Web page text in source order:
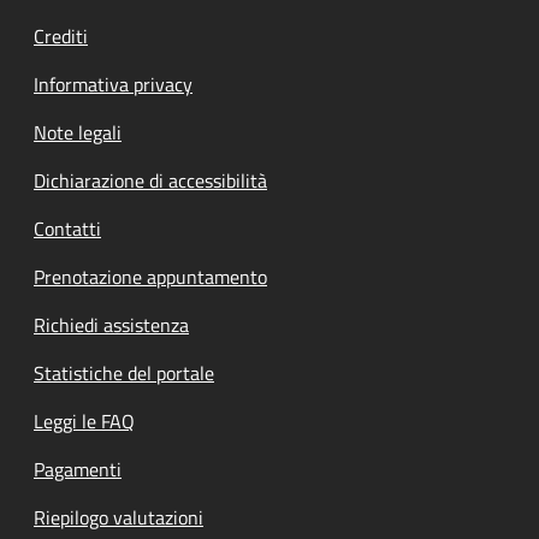
Crediti
Informativa privacy
Note legali
Dichiarazione di accessibilità
Contatti
Prenotazione appuntamento
Richiedi assistenza
Statistiche del portale
Leggi le FAQ
Pagamenti
Riepilogo valutazioni